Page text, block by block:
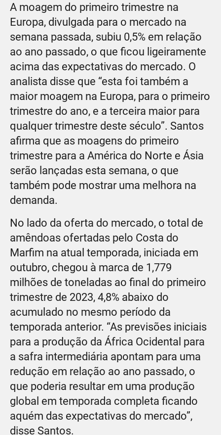
A moagem do primeiro trimestre na
Europa, divulgada para o mercado na
semana passada, subiu 0,5% em relação
ao ano passado, o que ficou ligeiramente
acima das expectativas do mercado. O
analista disse que “esta foi também a
maior moagem na Europa, para o primeiro
trimestre do ano, e a terceira maior para
qualquer trimestre deste século”. Santos
afirma que as moagens do primeiro
trimestre para a América do Norte e Ásia
serão lançadas esta semana, o que
também pode mostrar uma melhora na
demanda.
No lado da oferta do mercado, o total de
amêndoas ofertadas pelo Costa do
Marfim na atual temporada, iniciada em
outubro, chegou à marca de 1,779
milhões de toneladas ao final do primeiro
trimestre de 2023, 4,8% abaixo do
acumulado no mesmo período da
temporada anterior. “As previsões iniciais
para a produção da África Ocidental para
a safra intermediária apontam para uma
redução em relação ao ano passado, o
que poderia resultar em uma produção
global em temporada completa ficando
aquém das expectativas do mercado”,
disse Santos.